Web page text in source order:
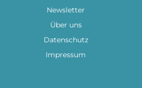
Newsletter
Über uns
Datenschutz
Impressum